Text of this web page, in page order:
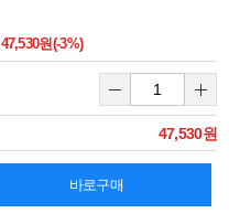
47,530원(-3%)
47,530원
바로구매